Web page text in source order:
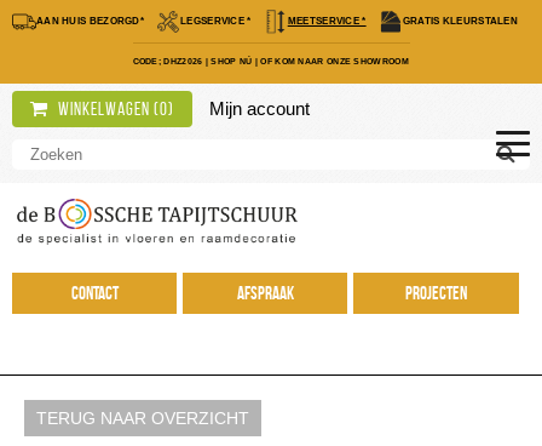
AAN HUIS BEZORGD* LEGSERVICE * MEETSERVICE * GRATIS KLEURSTALEN
CODE; DHZ2026 |SHOP NÚ |OF KOM NAAR ONZE SHOWROOM
Winkelwagen (0) Mijn account
Contact Afspraak Projecten
TERUG NAAR OVERZICHT